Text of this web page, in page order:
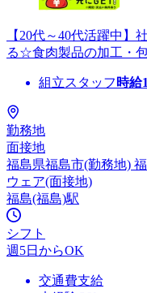
【20代～40代活躍中
る☆食肉製品の加工・
組立スタッフ 時給
勤務地
面接地
福島県福島市(勤務地)
ウェア(面接地)
福島(福島)駅
シフト
週5日からOK
交通費支給